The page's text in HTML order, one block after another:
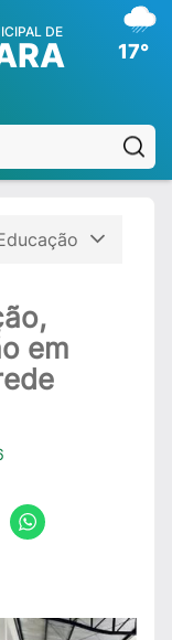
DE
17°
em